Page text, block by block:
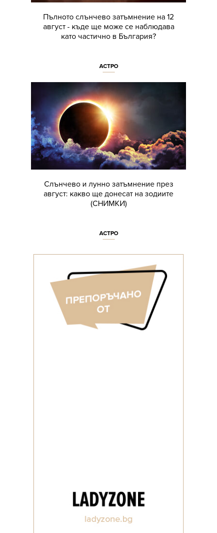
Пълното слънчево затъмнение на 12
август - къде ще може се наблюдава
като частично в България?
АСТРО
Слънчево и лунно затъмнение през
август: какво ще донесат на зодиите
(СНИМКИ)
АСТРО